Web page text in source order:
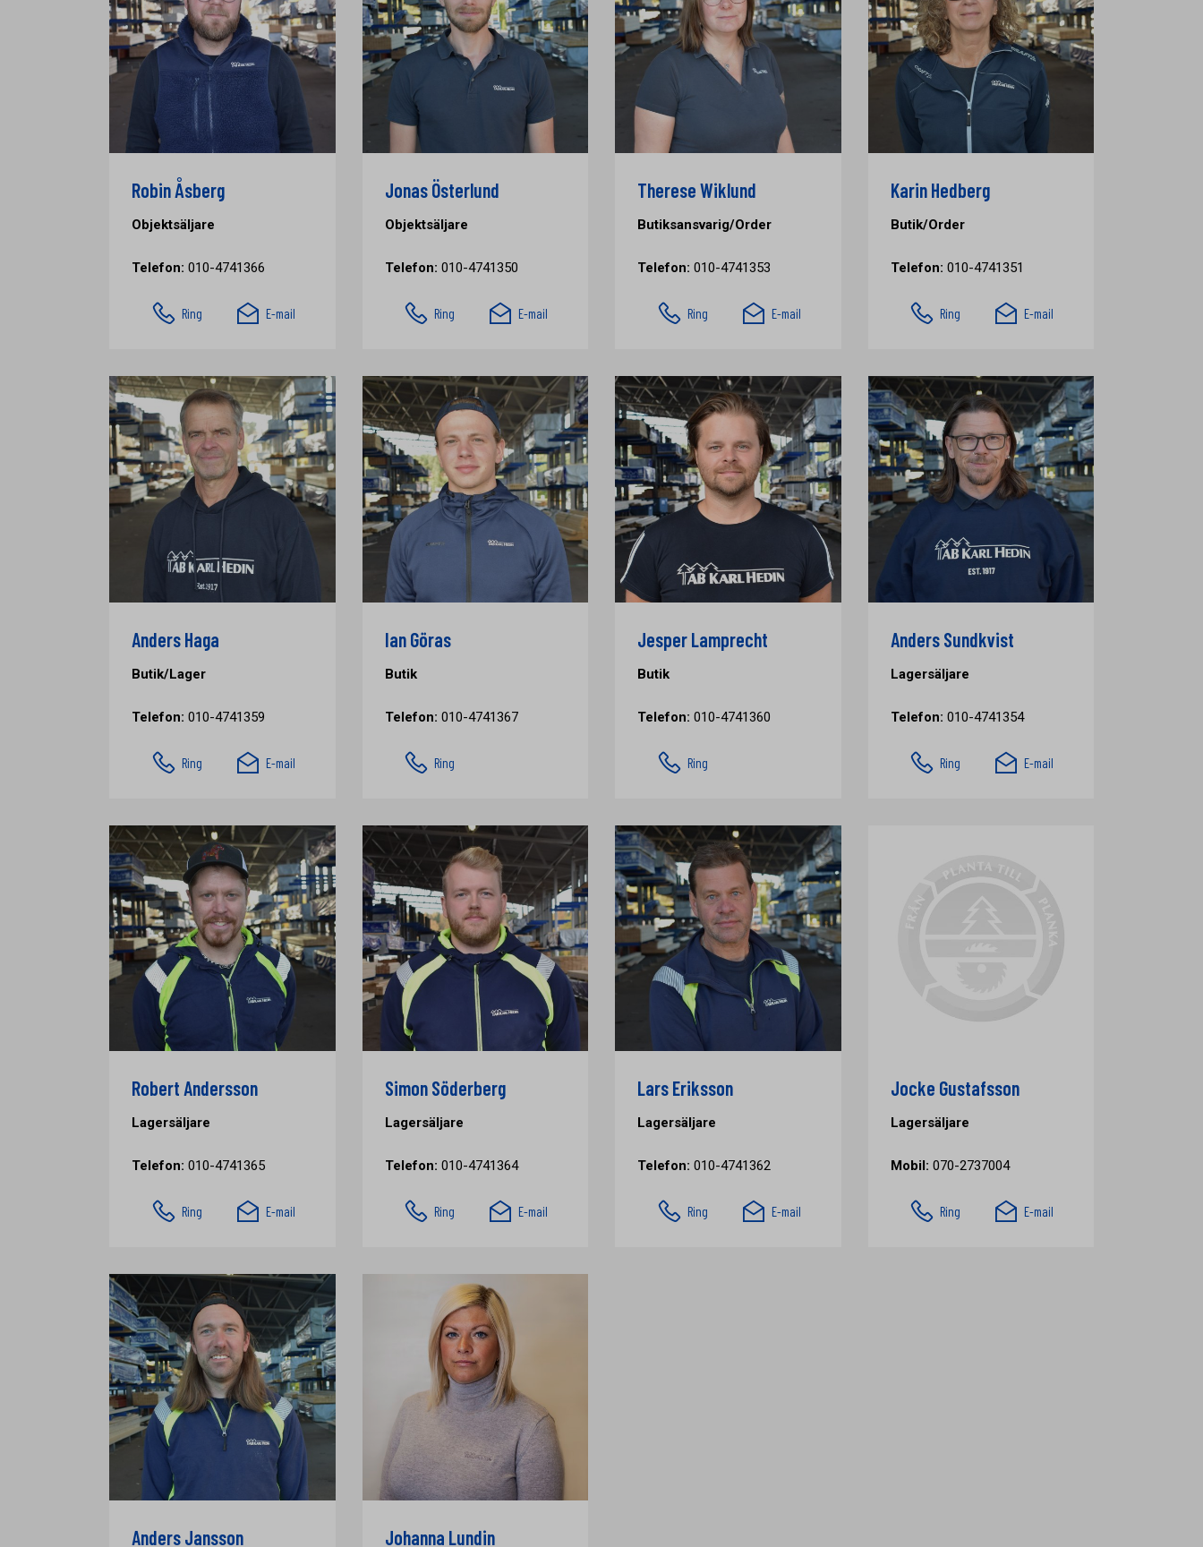
Robin Åsberg
Objektsäljare
Telefon: 010-4741366
Ring E-mail
Jonas Österlund
Objektsäljare
Telefon: 010-4741350
Ring E-mail
Therese Wiklund
Butiksansvarig/Order
Telefon: 010-4741353
Ring E-mail
Karin Hedberg
Butik/Order
Telefon: 010-4741351
Ring E-mail
Anders Haga
Butik/Lager
Telefon: 010-4741359
Ring E-mail
Ian Göras
Butik
Telefon: 010-4741367
Ring
Jesper Lamprecht
Butik
Telefon: 010-4741360
Ring
Anders Sundkvist
Lagersäljare
Telefon: 010-4741354
Ring E-mail
Robert Andersson
Lagersäljare
Telefon: 010-4741365
Ring E-mail
Simon Söderberg
Lagersäljare
Telefon: 010-4741364
Ring E-mail
Lars Eriksson
Lagersäljare
Telefon: 010-4741362
Ring E-mail
Jocke Gustafsson
Lagersäljare
Mobil: 070-2737004
Ring E-mail
Anders Jansson Johanna Lundin